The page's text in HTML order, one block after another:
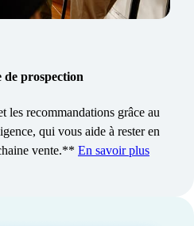
prospection
les recommandations grâce au
qui vous aide à rester en
vente.** En savoir plus